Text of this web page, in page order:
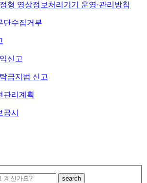
형 영상정보처리기기 운영·관리방침
단수집거부
신고
금지법 신고
관리계획
시
search